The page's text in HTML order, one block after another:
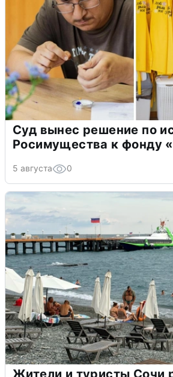
Суд вынес решение по
Росимущества к фонду
5 августа 0
Жители и туристы Сочи